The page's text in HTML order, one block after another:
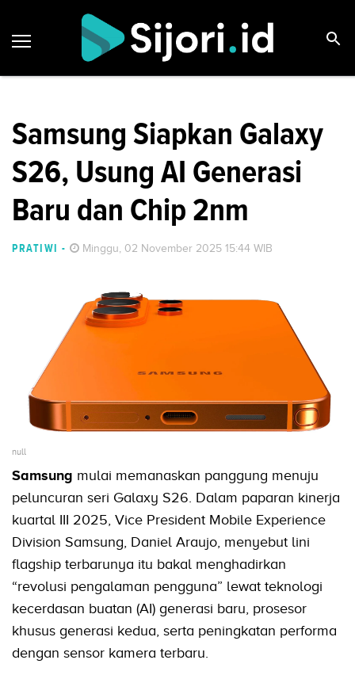
Samsung Siapkan Galaxy
S26, Usung AI Generasi
Baru dan Chip 2nm
PRATIWI - Minggu, 02 November 2025 15:44 WIB
null
Samsung mulai memanaskan panggung menuju
peluncuran seri Galaxy S26. Dalam paparan kinerja
kuartal III 2025, Vice President Mobile Experience
Division Samsung, Daniel Araujo, menyebut lini
flagship terbarunya itu bakal menghadirkan
“revolusi pengalaman pengguna” lewat teknologi
kecerdasan buatan (AI) generasi baru, prosesor
khusus generasi kedua, serta peningkatan performa
dengan sensor kamera terbaru.